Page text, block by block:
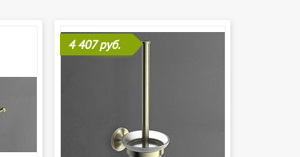
4 407 руб.